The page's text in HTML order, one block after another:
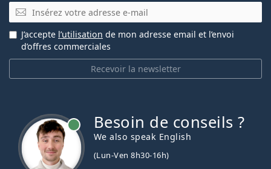
E-mail
Recevoir la newsletter
J’accepte l’utilisation de mon adresse email et l’envoi
d’offres commerciales
Besoin de conseils ?
We also speak English
(Lun-Ven 8h30-16h)